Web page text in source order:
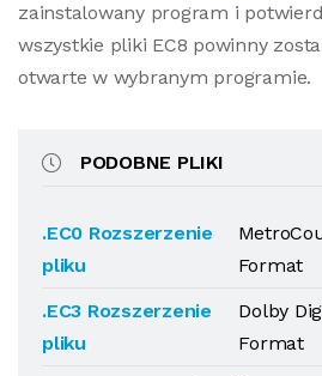
zainstalowany program i
wszystkie pliki EC8 powinny
otwarte w wybranym programie.
PODOBNE PLIKI
.EC0 Rozszerzenie
pliku
Format
.EC3 Rozszerzenie
pliku
Dolby
Format